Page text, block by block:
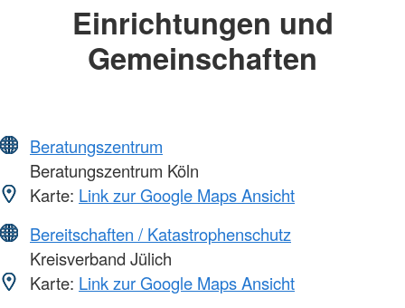
Einrichtungen und
Gemeinschaften
Beratungszentrum
Beratungszentrum Köln
Karte: Link zur Google Maps Ansicht
Bereitschaften / Katastrophenschutz
Kreisverband Jülich
Karte: Link zur Google Maps Ansicht